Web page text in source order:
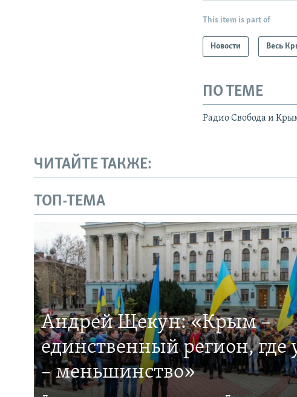
This item is part of
Новости Весь
ПО ТЕМЕ
Радио Свобода и
ЧИТАЙТЕ ТАКЖЕ:
ТОП-ТЕМА
Андрей Щекун: «Крым –
единственный регион,
– меньшинство»